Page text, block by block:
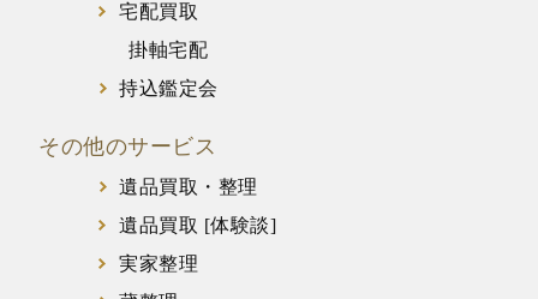
宅配買取
掛軸宅配
持込鑑定会
その他のサービス
遺品買取・整理
遺品買取 [体験談]
実家整理